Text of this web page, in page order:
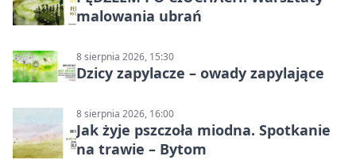
malowania ubrań
8 sierpnia 2026, 15:30
Dzicy zapylacze – owady zapylające
8 sierpnia 2026, 16:00
Jak żyje pszczoła miodna. Spotkanie
na trawie – Bytom